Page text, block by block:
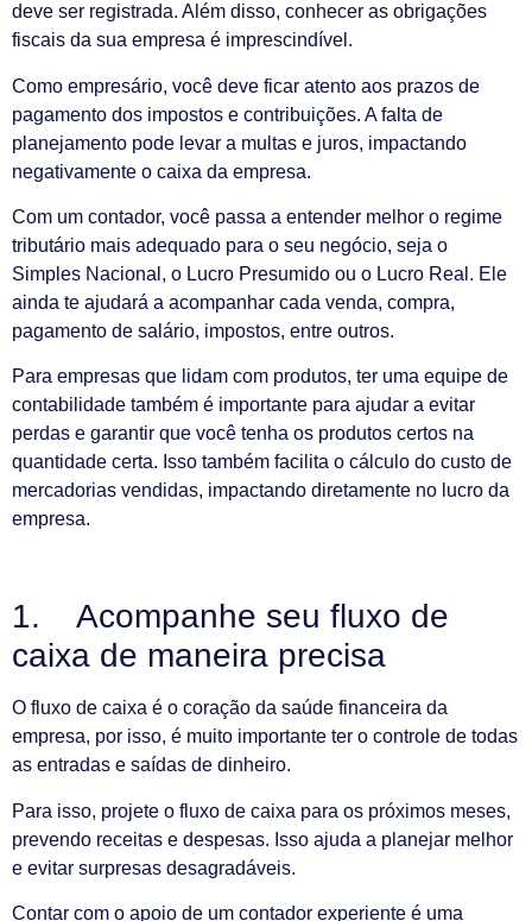
deve ser registrada. Além disso, conhecer as obrigações
fiscais da sua empresa é imprescindível.
Como empresário, você deve ficar atento aos prazos de
pagamento dos impostos e contribuições. A falta de
planejamento pode levar a multas e juros, impactando
negativamente o caixa da empresa.
Com um contador, você passa a entender melhor o regime
tributário mais adequado para o seu negócio, seja o
Simples Nacional, o Lucro Presumido ou o Lucro Real. Ele
ainda te ajudará a acompanhar cada venda, compra,
pagamento de salário, impostos, entre outros.
Para empresas que lidam com produtos, ter uma equipe de
contabilidade também é importante para ajudar a evitar
perdas e garantir que você tenha os produtos certos na
quantidade certa. Isso também facilita o cálculo do custo de
mercadorias vendidas, impactando diretamente no lucro da
empresa.
1. Acompanhe seu fluxo de
caixa de maneira precisa
O fluxo de caixa é o coração da saúde financeira da
empresa, por isso, é muito importante ter o controle de todas
as entradas e saídas de dinheiro.
Para isso, projete o fluxo de caixa para os próximos meses,
prevendo receitas e despesas. Isso ajuda a planejar melhor
e evitar surpresas desagradáveis.
Contar com o apoio de um contador experiente é uma